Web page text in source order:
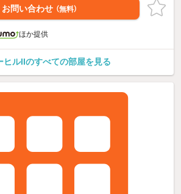
お問い合わせ （無料）
ほか提供
ヒルIIのすべての部屋を見る